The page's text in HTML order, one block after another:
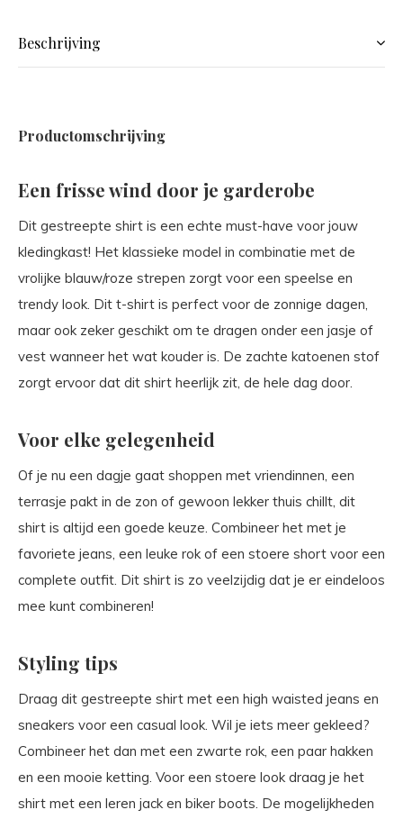
Beschrijving
Productomschrijving
Een frisse wind door je garderobe
Dit gestreepte shirt is een echte must-have voor jouw
kledingkast! Het klassieke model in combinatie met de
vrolijke blauw/roze strepen zorgt voor een speelse en
trendy look. Dit t-shirt is perfect voor de zonnige dagen,
maar ook zeker geschikt om te dragen onder een jasje of
vest wanneer het wat kouder is. De zachte katoenen stof
zorgt ervoor dat dit shirt heerlijk zit, de hele dag door.
Voor elke gelegenheid
Of je nu een dagje gaat shoppen met vriendinnen, een
terrasje pakt in de zon of gewoon lekker thuis chillt, dit
shirt is altijd een goede keuze. Combineer het met je
favoriete jeans, een leuke rok of een stoere short voor een
complete outfit. Dit shirt is zo veelzijdig dat je er eindeloos
mee kunt combineren!
Styling tips
Draag dit gestreepte shirt met een high waisted jeans en
sneakers voor een casual look. Wil je iets meer gekleed?
Combineer het dan met een zwarte rok, een paar hakken
en een mooie ketting. Voor een stoere look draag je het
shirt met een leren jack en biker boots. De mogelijkheden